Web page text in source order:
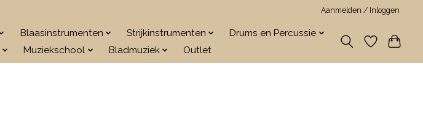
Aanmelden / Inloggen
Blaasinstrumenten Strijkinstrumenten
Drums en Percussie
Muziekschool Bladmuziek Outlet